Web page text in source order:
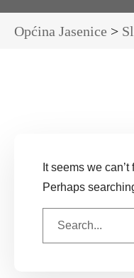
Općina Jasenice >
It seems we
Perhaps